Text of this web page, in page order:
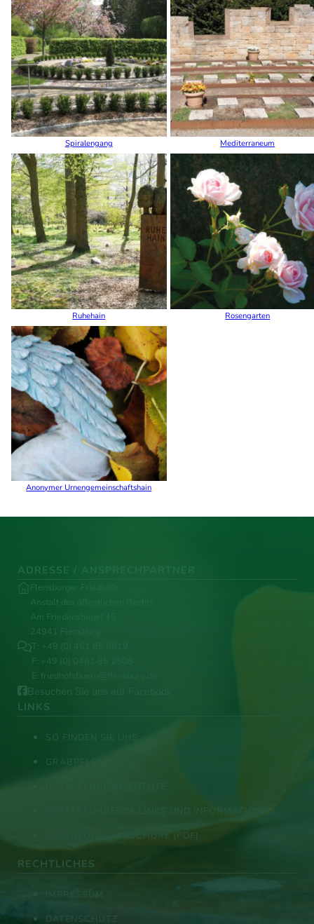
Spiralengang Mediterraneum
Ruhehain Rosengarten
Anonymer Urnengemeinschaftshain
ADRESSE / ANSPRECHPARTNER
Flensburger Friedhöfe
Anstalt des öffentlichen Rechts
Am Friedenshügel 45
24941 Flensburg
T: +49 (0) 461 85 8619
F: +49 (0) 0461 85 2508
E: friedhofsbuero@flensburg.de
Besuchen Sie uns auf Facebook
LINKS
SO FINDEN SIE UNS
GRABPFLEGE
WEITERFÜHRENDE LINKS UND INFORMATIONEN
DOWNLOAD BROSCHÜRE (PDF)
RECHTLICHES
IMPRESSUM
DATENSCHUTZ